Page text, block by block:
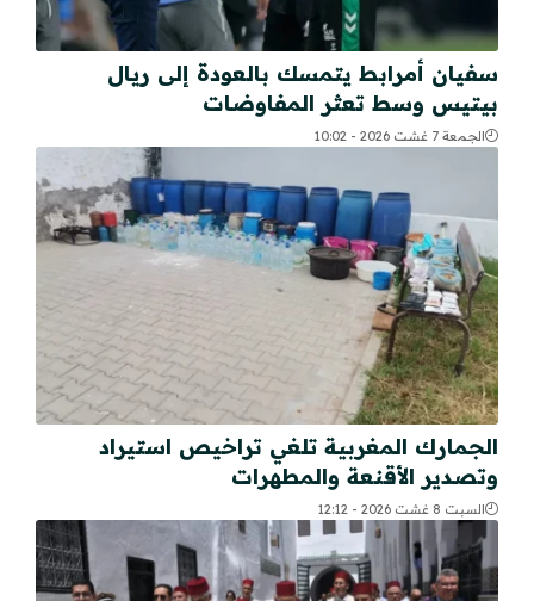
سفيان أمرابط يتمسك بالعودة إلى ريال
بيتيس وسط تعثر المفاوضات
الجمعة 7 غشت 2026 - 10:02
الجمارك المغربية تلغي تراخيص استيراد
وتصدير الأقنعة والمطهرات
السبت 8 غشت 2026 - 12:12